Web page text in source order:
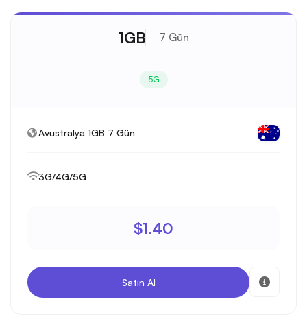
1GB 7 Gün
5G
Avustralya 1GB 7 Gün
3G/4G/5G
$1.40
Satın Al